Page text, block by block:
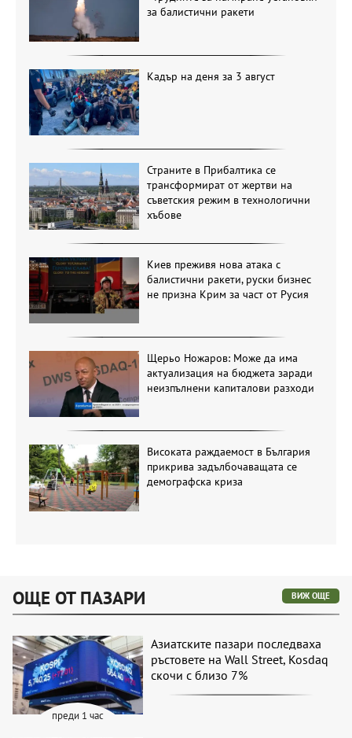
за балистични ракети
Кадър на деня за 3 август
Страните в Прибалтика се
трансформират от жертви на
съветския режим в технологични
хъбове
Киев преживя нова атака с
балистични ракети, руски бизнес
не призна Крим за част от Русия
Щерьо Ножаров: Може да има
актуализация на бюджета заради
неизпълнени капиталови разходи
Високата раждаемост в България
прикрива задълбочаващата се
демографска криза
ОЩЕ ОТ ПАЗАРИ ВИЖ ОЩЕ
преди 1 час
Азиатските пазари последваха
ръстовете на Wall Street, Kosdaq
скочи с близо 7%